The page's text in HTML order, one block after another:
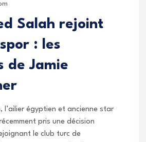
Salah rejoint
: les
de Jamie
l’ailier égyptien et ancienne star
pris une décision
le club turc de